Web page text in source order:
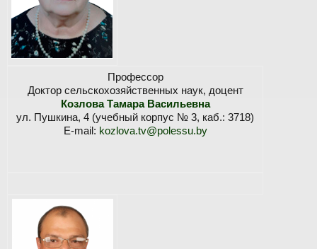
Профессор
Доктор сельскохозяйственных наук, доцент
Козлова Тамара Васильевна
ул. Пушкина, 4 (учебный корпус № 3, каб.: 3718)
E-mail: kozlova.tv@polessu.by